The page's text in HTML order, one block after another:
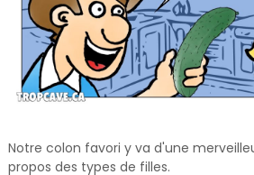
Notre colon favori y va d'une
propos des types de filles.